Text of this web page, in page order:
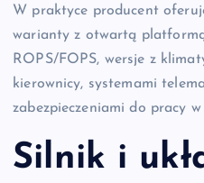
W praktyce producent
warianty z otwartą
ROPS/FOPS, wersje z
kierownicy, systemami
zabezpieczeniami do pracy
Silnik i